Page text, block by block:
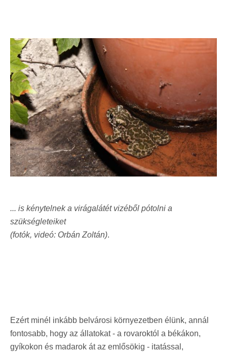
... is kénytelnek a virágalátét vizéből pótolni a
szükségleteiket
(fotók, videó: Orbán Zoltán).
Ezért minél inkább belvárosi környezetben élünk, annál
fontosabb, hogy az állatokat - a rovaroktól a békákon,
gyíkokon és madarok át az emlősökig - itatással,